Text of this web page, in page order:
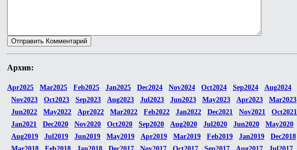
Архив:
Apr2025 Mar2025 Feb2025 Jan2025 Dec2024 Nov2024 Oct2024 Sep2024 Aug2024
Nov2023
Oct2023 Sep2023 Aug2023 Jul2023 Jun2023 May2023 Apr2023 Mar2023
Jun2022
May2022 Apr2022 Mar2022 Feb2022 Jan2022 Dec2021 Nov2021 Oct2021
Jan2021
Dec2020 Nov2020 Oct2020 Sep2020 Aug2020 Jul2020 Jun2020 May2020
Aug2019
Jul2019 Jun2019 May2019 Apr2019 Mar2019 Feb2019 Jan2019 Dec2018